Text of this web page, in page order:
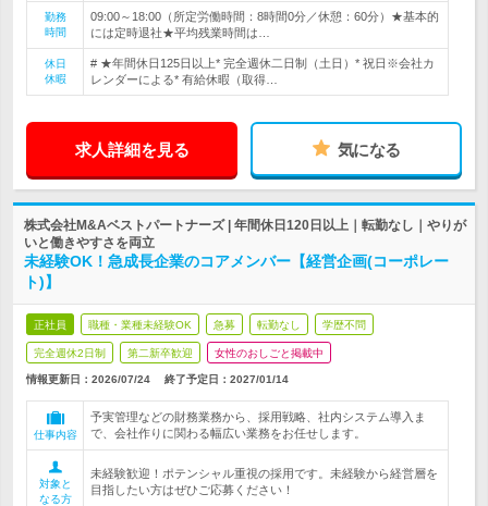
勤務
時間
09:00～18:00（所定労働時間：8時間0分／休憩：60分）★基本的
には定時退社★平均残業時間は…
休日
休暇
# ★年間休日125日以上* 完全週休二日制（土日）* 祝日※会社カ
レンダーによる* 有給休暇（取得…
求人詳細を見る 気になる
株式会社M&Aベストパートナーズ | 年間休日120日以上｜転勤なし｜やりが
いと働きやすさを両立
未経験OK！急成長企業のコアメンバー【経営企画(コーポレー
ト)】
正社員 職種・業種未経験OK 急募 転勤なし 学歴不問
完全週休2日制 第二新卒歓迎 女性のおしごと掲載中
情報更新日：2026/07/24 終了予定日： 2027/01/14
仕事内容
予実管理などの財務業務から、採用戦略、社内システム導入ま
で、会社作りに関わる幅広い業務をお任せします。
対象と
なる方
未経験歓迎！ポテンシャル重視の採用です。未経験から経営層を
目指したい方はぜひご応募ください！